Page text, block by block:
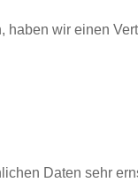
wir einen
Daten sehr